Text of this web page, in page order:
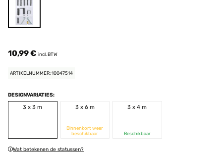
10,99 € incl. BTW
ARTIKELNUMMER: 10047514
DESIGNVARIATIES:
3 x 3 m
3 x 6 m
Binnenkort weer
beschikbaar
3 x 4 m
Beschikbaar
Wat betekenen de statussen?